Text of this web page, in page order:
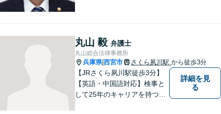
たら、お気軽にご相談くださ
い。
丸山 毅 弁護士
丸山総合法律事務所
兵庫県|西宮市 さくら夙川駅 から徒歩3分
【JRさくら夙川駅徒歩3分】
【英語・中国語対応】検事と
して25年のキャリアを持つ弁
詳細を見
る